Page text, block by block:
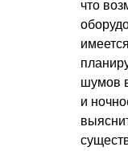
что
шумов
и